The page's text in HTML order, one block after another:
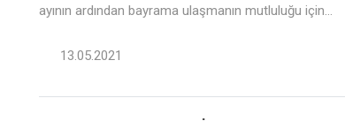
ayının ardından bayrama ulaşmanın mutluluğu için...
13.05.2021